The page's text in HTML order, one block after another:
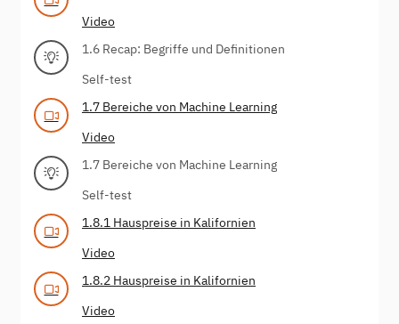
Video
1.6 Recap: Begriffe und Definitionen
Self-test
1.7 Bereiche von Machine Learning
Video
1.7 Bereiche von Machine Learning
Self-test
1.8.1 Hauspreise in Kalifornien
Video
1.8.2 Hauspreise in Kalifornien
Video